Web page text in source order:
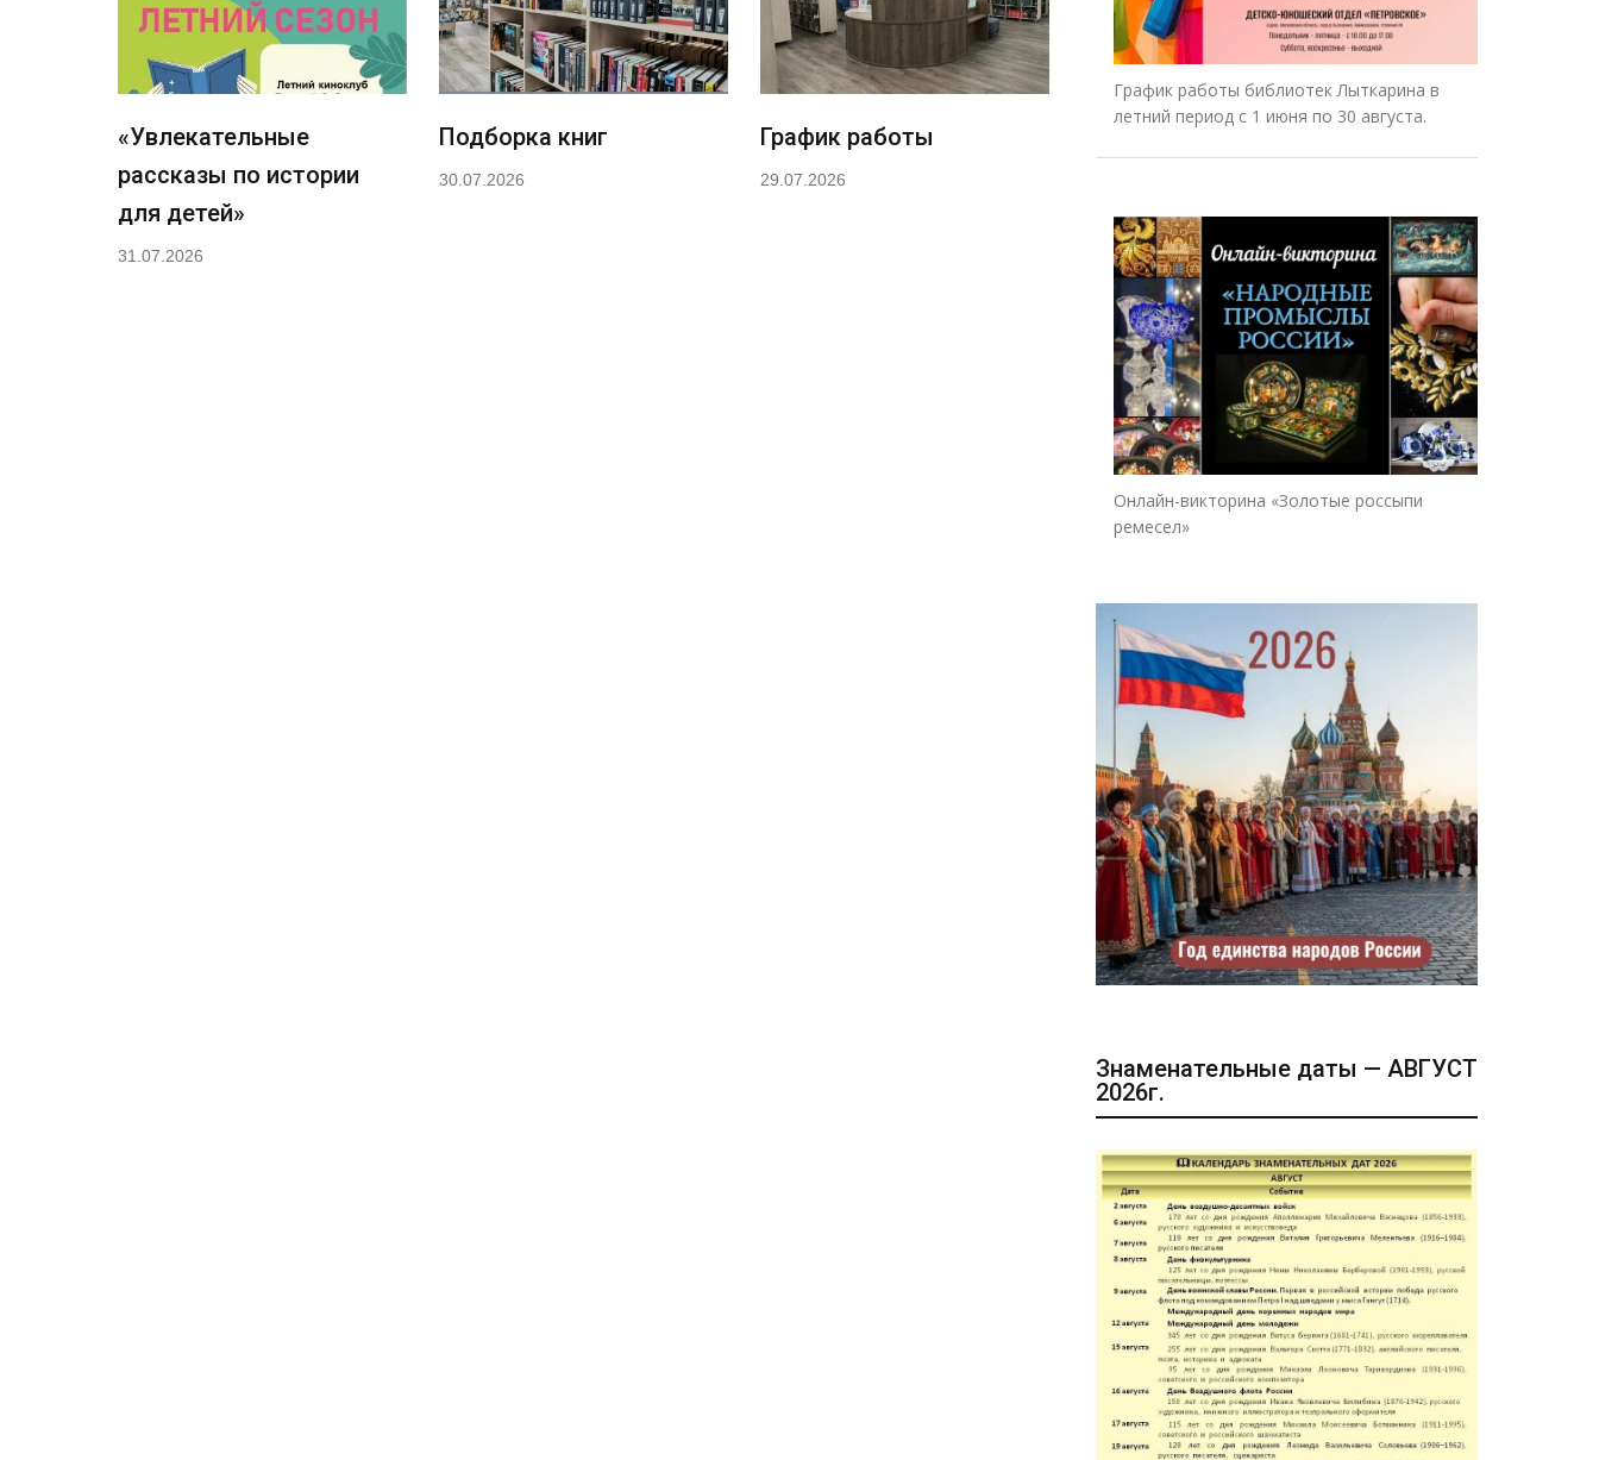
«Увлекательные
рассказы по истории
для детей»
31.07.2026
Подборка книг
30.07.2026
График работы
29.07.2026
График работы библиотек Лыткарина в
летний период с 1 июня по 30 августа.
Онлайн-викторина «Золотые россыпи
ремесел»
Знаменательные даты — АВГУСТ
2026г.